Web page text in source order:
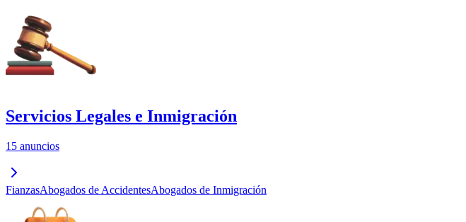
Servicios Legales e Inmigración
15 anuncios
FianzasAbogados de AccidentesAbogados de Inmigración